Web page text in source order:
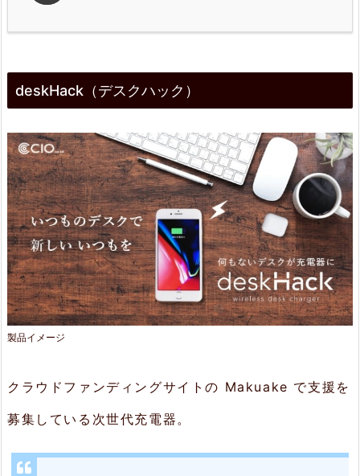
1.
e
k
H
a
c
k
（デ
ス
ク
ク）
2.
deskHack（デスクハック）
製品イメージ
クラウドファンディングサイトの Makuake で支援を
募集している次世代充電器。